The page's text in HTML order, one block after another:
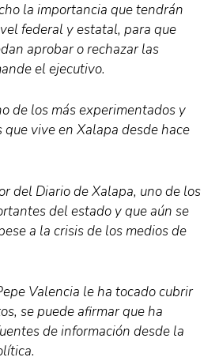
la importancia que tendrán
federal y estatal, para que
aprobar o rechazar las
el ejecutivo.
de los más experimentados y
vive en Xalapa desde hace
del Diario de Xalapa, uno de los
del estado y que aún se
a la crisis de los medios de
Valencia le ha tocado cubrir
se puede afirmar que ha
de información desde la